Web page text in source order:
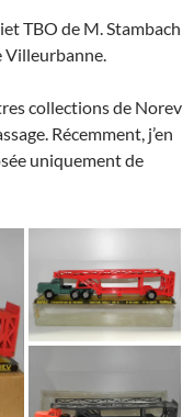
TBO de M. Stambach
Villeurbanne.
collections de Norev
Récemment, j’en
uniquement de